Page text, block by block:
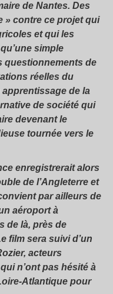
de Nantes. Des
» contre ce projet qui
et qui les
simple
questionnements de
réelles du
apprentissage de la
de société qui
devenant le
tournée vers le
enregistrerait alors
de l’Angleterre et
par ailleurs de
aéroport à
de là, près de
film sera suivi d’un
acteurs
n’ont pas hésité à
Atlantique pour